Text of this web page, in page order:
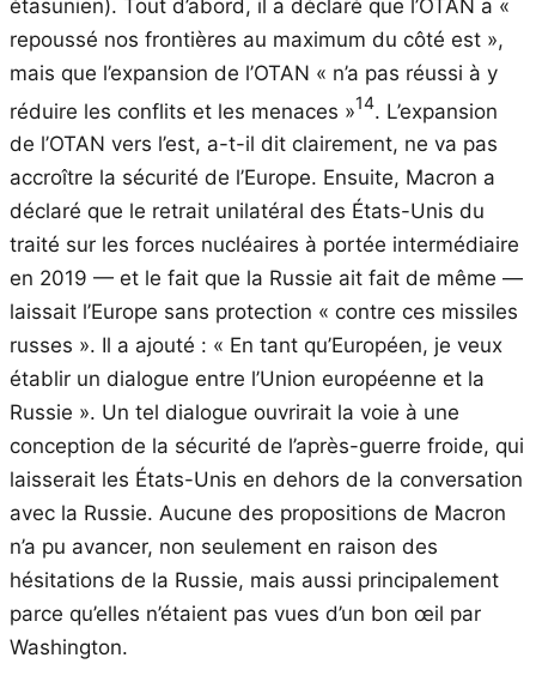
étasunien). Tout d’abord, il a déclaré que l’OTAN a «
repoussé nos frontières au maximum du côté est »,
mais que l’expansion de l’OTAN « n’a pas réussi à y
réduire les conflits et les menaces »14. L’expansion
de l’OTAN vers l’est, a-t-il dit clairement, ne va pas
accroître la sécurité de l’Europe. Ensuite, Macron a
déclaré que le retrait unilatéral des États-Unis du
traité sur les forces nucléaires à portée intermédiaire
en 2019 — et le fait que la Russie ait fait de même —
laissait l’Europe sans protection « contre ces missiles
russes ». Il a ajouté : « En tant qu’Européen, je veux
établir un dialogue entre l’Union européenne et la
Russie ». Un tel dialogue ouvrirait la voie à une
conception de la sécurité de l’après-guerre froide, qui
laisserait les États-Unis en dehors de la conversation
avec la Russie. Aucune des propositions de Macron
n’a pu avancer, non seulement en raison des
hésitations de la Russie, mais aussi principalement
parce qu’elles n’étaient pas vues d’un bon œil par
Washington.